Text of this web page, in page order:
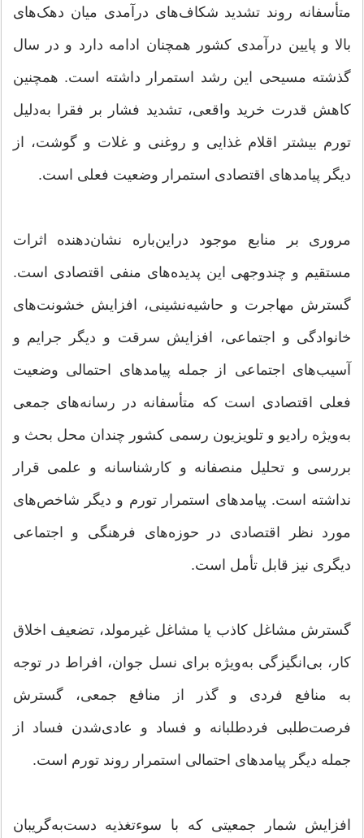
متأسفانه روند تشدید شکاف‌های درآمدی میان دهک‌های
بالا و پایین درآمدی کشور همچنان ادامه دارد و در سال
گذشته مسیحی این رشد استمرار داشته است. همچنین
کاهش قدرت خرید واقعی، تشدید فشار بر فقرا به‌دلیل
تورم بیشتر اقلام غذایی و روغنی و غلات و گوشت، از
دیگر پیامدهای اقتصادی استمرار وضعیت فعلی است.
مروری بر منابع موجود دراین‌باره نشان‌دهنده اثرات
مستقیم و چندوجهی این پدیده‌های منفی اقتصادی است.
گسترش مهاجرت و حاشیه‌نشینی، افزایش خشونت‌های
خانوادگی و اجتماعی، افزایش سرقت و دیگر جرایم و
آسیب‌های اجتماعی از جمله پیامدهای احتمالی وضعیت
فعلی اقتصادی است که متأسفانه در رسانه‌های جمعی
به‌ویژه رادیو و تلویزیون رسمی کشور چندان محل بحث و
بررسی و تحلیل منصفانه و کارشناسانه و علمی قرار
نداشته است. پیامدهای استمرار تورم و دیگر شاخص‌های
مورد نظر اقتصادی در حوزه‌های فرهنگی و اجتماعی
دیگری نیز قابل تأمل است.
گسترش مشاغل کاذب یا مشاغل غیرمولد، تضعیف اخلاق
کار، بی‌انگیزگی به‌ویژه برای نسل جوان، افراط در توجه
به منافع فردی و گذر از منافع جمعی، گسترش
فرصت‌طلبی فردطلبانه و فساد و عادی‌شدن فساد از
جمله دیگر پیامدهای احتمالی استمرار روند تورم است.
افزایش شمار جمعیتی که با سوء‌تغذیه دست‌به‌گریبان